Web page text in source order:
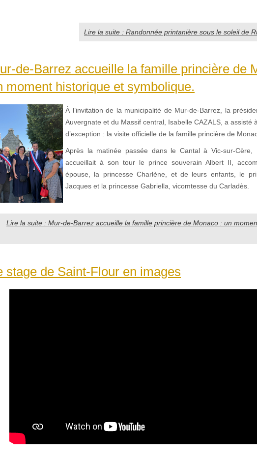
Lire la suite : Randonnée printanière sous le soleil de
de-Barrez accueille la famille princière de
moment historique et symbolique.
À l’invitation de la municipalité de Mur-de-Barrez, la
Auvergnate et du Massif central, Isabelle CAZALS, a assisté
d’exception : la visite officielle de la famille princière de
Après la matinée passée dans le Cantal à Vic-sur-Cère,
accueillait à son tour le prince souverain Albert II,
épouse, la princesse Charlène, et de leurs enfants, le
Jacques et la princesse Gabriella, vicomtesse du Carladès.
Lire la suite : Mur-de-Barrez accueille la famille princière de Monaco : un
stage de Saint-Flour en images